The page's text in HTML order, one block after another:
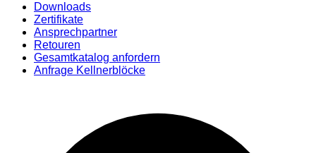
Downloads
Zertifikate
Ansprechpartner
Retouren
Gesamtkatalog anfordern
Anfrage Kellnerblöcke